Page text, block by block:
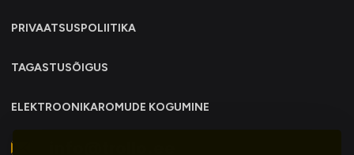
PRIVAATSUSPOLIITIKA
TAGASTUSÕIGUS
ELEKTROONIKAROMUDE KOGUMINE